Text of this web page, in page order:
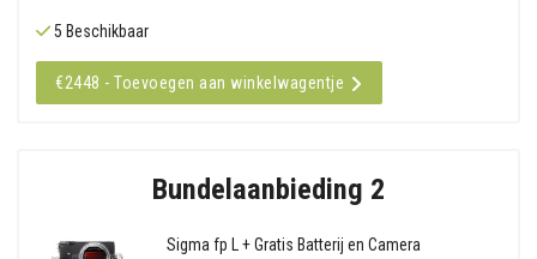
5 Beschikbaar
€2448 - Toevoegen aan winkelwagentje
Bundelaanbieding 2
Sigma fp L + Gratis Batterij en Camera